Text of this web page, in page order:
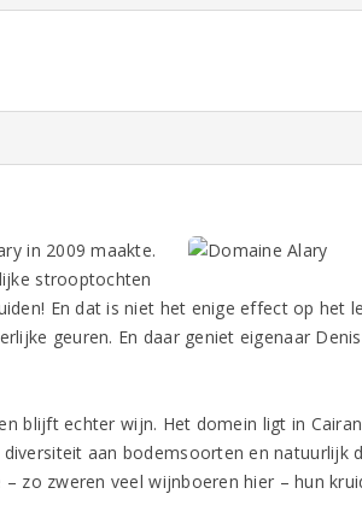
in 2009 maakte.
strooptochten
En dat is niet het enige effect op het
geuren. En daar geniet eigenaar
blijft echter wijn. Het domein ligt in
aan bodemsoorten en natuurlijk
zo zweren veel wijnboeren hier – hun